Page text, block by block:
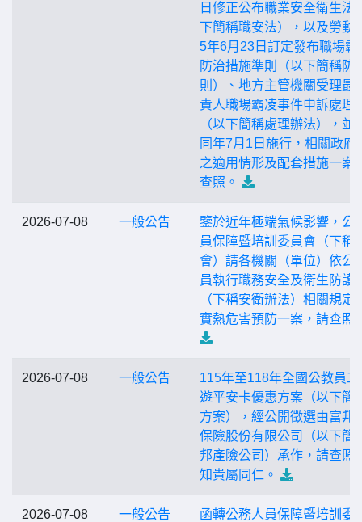
日修正公布職業安全衛生法
下簡稱職安法），以及勞動
5年6月23日訂定發布職場霸
防治措施準則（以下簡稱防
則）、地方主管機關受理最
責人職場霸凌事件申訴處理
（以下簡稱處理辦法），並
同年7月1日施行，相關政府
之適用情形及配套措施一案
查照。
2026-07-08 一般公告
鑒於近年極端氣候影響，公
員保障暨培訓委員會（下稱
會）請各機關（單位）依公
員執行職務安全及衛生防護
（下稱安衛辦法）相關規定
實熱危害預防一案，請查照
2026-07-08 一般公告
115年至118年全國公教員工
遊平安卡優惠方案（以下簡
方案），經公開徵選由富邦
保險股份有限公司（以下簡
邦產險公司）承作，請查照
知貴屬同仁。
2026-07-08 一般公告
函轉公務人員保障暨培訓委